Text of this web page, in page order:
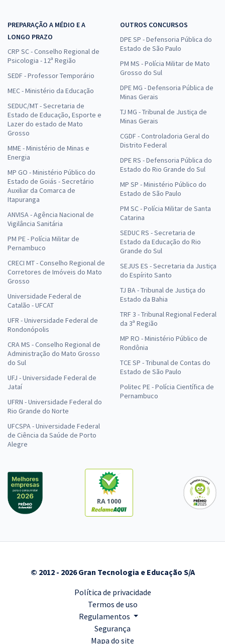
PREPARAÇÃO A MÉDIO E A
LONGO PRAZO
CRP SC - Conselho Regional de
Psicologia - 12ª Região
SEDF - Professor Temporário
MEC - Ministério da Educação
SEDUC/MT - Secretaria de
Estado de Educação, Esporte e
Lazer do estado de Mato
Grosso
MME - Ministério de Minas e
Energia
MP GO - Ministério Público do
Estado de Goiás - Secretário
Auxiliar da Comarca de
Itapuranga
ANVISA - Agência Nacional de
Vigilância Sanitária
PM PE - Polícia Militar de
Pernambuco
CRECI MT - Conselho Regional de
Corretores de Imóveis do Mato
Grosso
Universidade Federal de
Catalão - UFCAT
UFR - Universidade Federal de
Rondonópolis
CRA MS - Conselho Regional de
Administração do Mato Grosso
do Sul
UFJ - Universidade Federal de
Jataí
UFRN - Universidade Federal do
Rio Grande do Norte
UFCSPA - Universidade Federal
de Ciência da Saúde de Porto
Alegre
OUTROS CONCURSOS
DPE SP - Defensoria Pública do
Estado de São Paulo
PM MS - Polícia Militar de Mato
Grosso do Sul
DPE MG - Defensoria Pública de
Minas Gerais
TJ MG - Tribunal de Justiça de
Minas Gerais
CGDF - Controladoria Geral do
Distrito Federal
DPE RS - Defensoria Pública do
Estado do Rio Grande do Sul
MP SP - Ministério Público do
Estado de São Paulo
PM SC - Polícia Militar de Santa
Catarina
SEDUC RS - Secretaria de
Estado da Educação do Rio
Grande do Sul
SEJUS ES - Secretaria da Justiça
do Espírito Santo
TJ BA - Tribunal de Justiça do
Estado da Bahia
TRF 3 - Tribunal Regional Federal
da 3ª Região
MP RO - Ministério Público de
Rondônia
TCE SP - Tribunal de Contas do
Estado de São Paulo
Politec PE - Polícia Científica de
Pernambuco
RA 1000
© 2012 - 2026 Gran Tecnologia e Educação S/A
Política de privacidade
Termos de uso
Regulamentos
Segurança
Mapa do site